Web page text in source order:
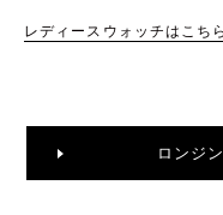
レディースウォッチはこちら
ロンジ